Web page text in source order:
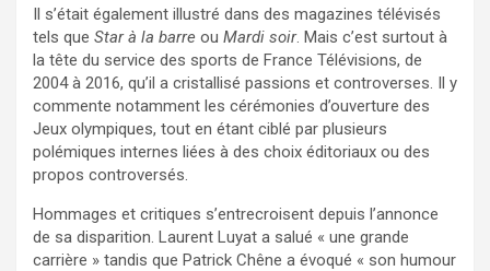
Il s’était également illustré dans des magazines télévisés
tels que Star à la barre ou Mardi soir. Mais c’est surtout à
la tête du service des sports de France Télévisions, de
2004 à 2016, qu’il a cristallisé passions et controverses. Il y
commente notamment les cérémonies d’ouverture des
Jeux olympiques, tout en étant ciblé par plusieurs
polémiques internes liées à des choix éditoriaux ou des
propos controversés.
Hommages et critiques s’entrecroisent depuis l’annonce
de sa disparition. Laurent Luyat a salué « une grande
carrière » tandis que Patrick Chêne a évoqué « son humour